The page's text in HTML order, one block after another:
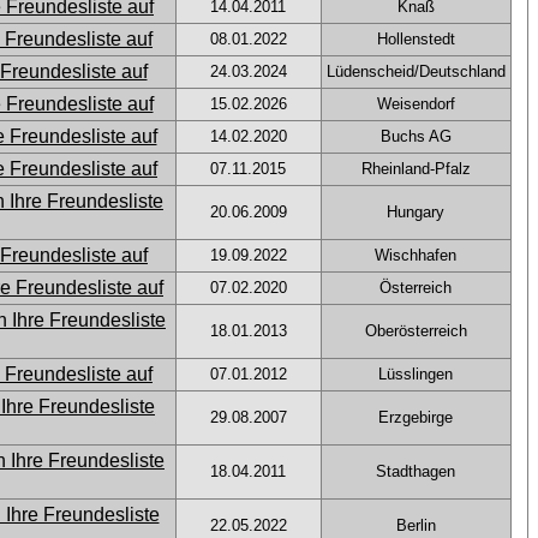
14.04.2011
Knaß
08.01.2022
Hollenstedt
24.03.2024
Lüdenscheid/Deutschland
15.02.2026
Weisendorf
14.02.2020
Buchs AG
07.11.2015
Rheinland-Pfalz
20.06.2009 Hungary
19.09.2022
Wischhafen
07.02.2020
Österreich
18.01.2013 Oberösterreich
07.01.2012 Lüsslingen
29.08.2007 Erzgebirge
18.04.2011 Stadthagen
22.05.2022 Berlin